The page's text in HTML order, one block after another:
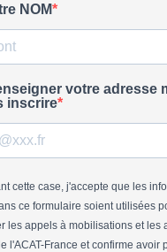
NOM
votre adresse
inscrire
cette case, j'accepte que les
ce formulaire soient utilisées
les appels à mobilisations et les
l'ACAT-France et confirme avoir